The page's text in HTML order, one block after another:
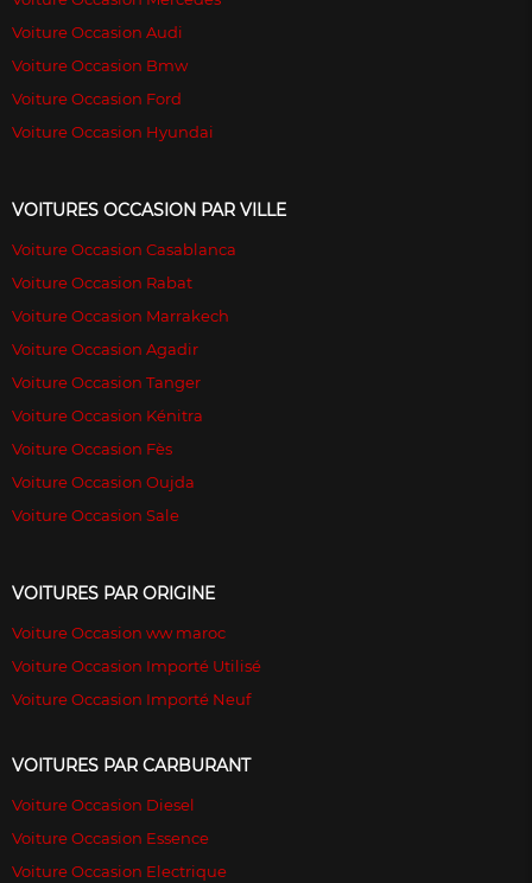
Voiture Occasion Audi
Voiture Occasion Bmw
Voiture Occasion Ford
Voiture Occasion Hyundai
VOITURES OCCASION PAR VILLE
Voiture Occasion Casablanca
Voiture Occasion Rabat
Voiture Occasion Marrakech
Voiture Occasion Agadir
Voiture Occasion Tanger
Voiture Occasion Kénitra
Voiture Occasion Fès
Voiture Occasion Oujda
Voiture Occasion Sale
VOITURES PAR ORIGINE
Voiture Occasion ww maroc
Voiture Occasion Importé Utilisé
Voiture Occasion Importé Neuf
VOITURES PAR CARBURANT
Voiture Occasion Diesel
Voiture Occasion Essence
Voiture Occasion Electrique